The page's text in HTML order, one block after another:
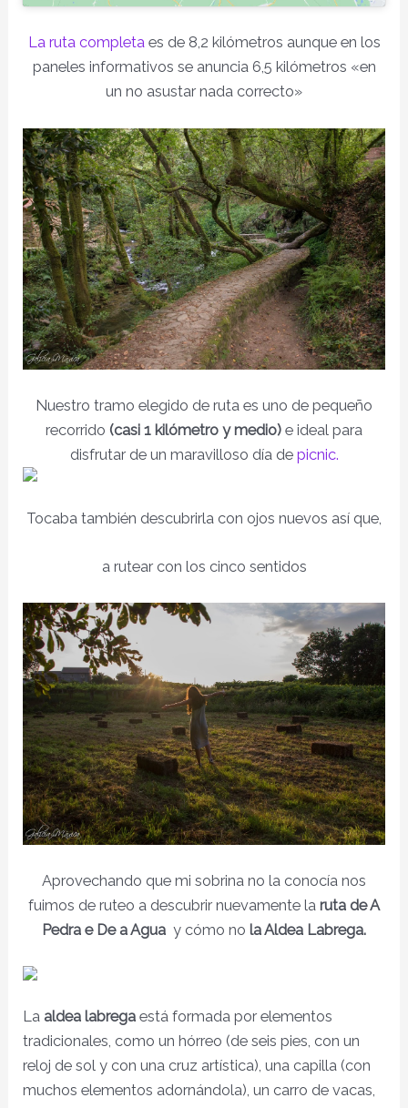
La ruta completaes de 8,2 kilómetros aunque en los
paneles informativos se anuncia 6,5 kilómetros «en
un no asustar nada correcto»
Nuestro tramo elegido de ruta es uno de pequeño
recorrido (casi 1 kilómetro y medio) e ideal para
disfrutar de un maravilloso día depicnic.
Tocaba también descubrirla con ojos nuevos así que,
a rutear con los cinco sentidos
Aprovechando que mi sobrina no la conocía nos
fuimos de ruteo a descubrir nuevamente la ruta de A
Pedra e De a Agua y cómo no la Aldea Labrega.
La aldea labrega está formada por elementos
tradicionales, como un hórreo (de seis pies, con un
reloj de sol y con una cruz artística), una capilla (con
muchos elementos adornándola), un carro de vacas,